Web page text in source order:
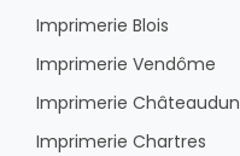
Imprimerie Blois
Imprimerie Vendôme
Imprimerie Châteaudun
Imprimerie Chartres